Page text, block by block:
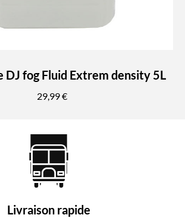
DJ fog Fluid Extrem density 5L
29,99 €
Livraison rapide